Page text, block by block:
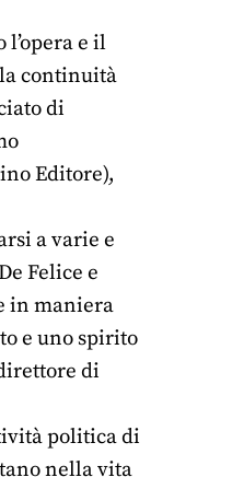
e il
continuità
di
Editore),
a varie e
Felice e
in maniera
e uno spirito
di
politica di
nella vita